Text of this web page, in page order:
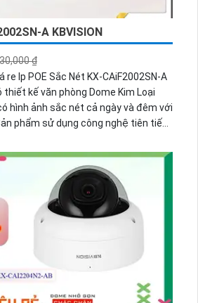
A KBVISION
₫
re Ip POE Sắc Nét KX-CAiF2002SN-A
kế văn phòng Dome Kim Loại
hình ảnh sắc nét cả ngày và đêm với
phẩm sử dụng công nghệ tiên tiến
của camera này là công nghệ
cho phép quan sát rõ ràng trong
hình ảnh chuyên dụng giám sát
lượng hình ảnh tốt mọi lúc, kể cả